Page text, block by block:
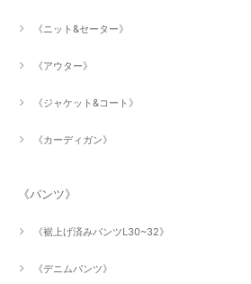
《ニット&セーター》
《アウター》
《ジャケット&コート》
《カーディガン》
《パンツ》
《裾上げ済みパンツL30~32》
《デニムパンツ》